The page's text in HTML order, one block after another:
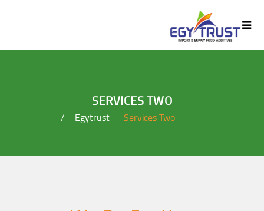
SERVICES TWO
Egytrust Services Two